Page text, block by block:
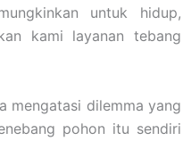
untuk hidup,
kami layanan tebang
mengatasi dilemma yang
pohon itu sendiri